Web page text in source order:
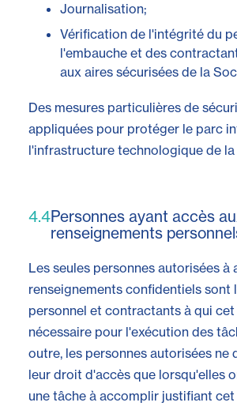
Journalisation;
Vérification de l'intégrité du
l'embauche et des
aux aires sécurisées de la
Des mesures particulières de
appliquées pour protéger le parc
l'infrastructure technologique de
4.4Personnes ayant accès
renseignements
Les seules personnes autorisées à
renseignements confidentiels sont
personnel et contractants à qui cet
nécessaire pour l'exécution des
outre, les personnes autorisées ne
leur droit d'accès que lorsqu'elles
une tâche à accomplir justifiant cet